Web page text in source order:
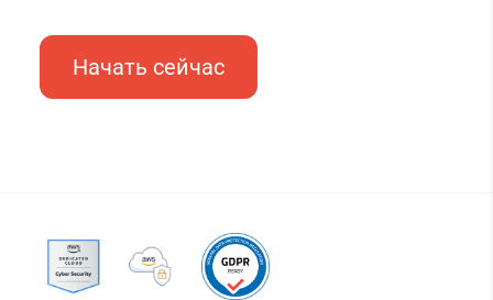
Начать сейчас